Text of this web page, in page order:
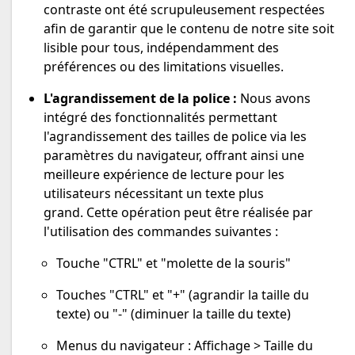
contraste ont été scrupuleusement respectées
afin de garantir que le contenu de notre site soit
lisible pour tous, indépendamment des
préférences ou des limitations visuelles.
L'agrandissement de la police : Nous avons
intégré des fonctionnalités permettant
l'agrandissement des tailles de police via les
paramètres du navigateur, offrant ainsi une
meilleure expérience de lecture pour les
utilisateurs nécessitant un texte plus
grand. Cette opération peut être réalisée par
l'utilisation des commandes suivantes :
Touche "CTRL" et "molette de la souris"
Touches "CTRL" et "+" (agrandir la taille du
texte) ou "-" (diminuer la taille du texte)
Menus du navigateur : Affichage > Taille du